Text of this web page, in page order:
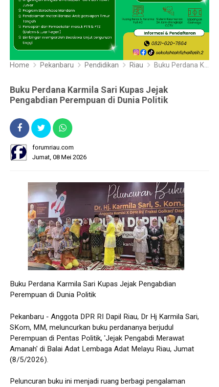
Home Pekanbaru Pendidikan Riau Buku Perdana Karmila Sari Kupas Jejak Pengabdian Perempuan di Dunia Politik
Buku Perdana Karmila Sari Kupas Jejak
Pengabdian Perempuan di Dunia Politik
forumriau.com
Jumat, 08 Mei 2026
Buku Perdana Karmila Sari Kupas Jejak Pengabdian
Perempuan di Dunia Politik
Pekanbaru - Anggota DPR RI Dapil Riau, Dr Hj Karmila Sari,
SKom, MM, meluncurkan buku perdananya berjudul
Perempuan di Pentas Politik, 'Jejak Pengabdi Merawat
Amanah' di Balai Adat Lembaga Adat Melayu Riau, Jumat
(8/5/2026).
Peluncuran buku ini menjadi ruang berbagi pengalaman